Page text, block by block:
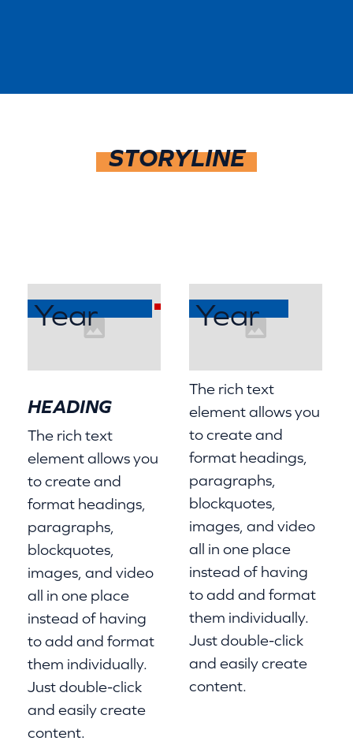
STORYLINE
Year
HEADING
The rich text
element allows you
to create and
format headings,
paragraphs,
blockquotes,
images, and video
all in one place
instead of having
to add and format
them individually.
Just double-click
and easily create
content.
Year
The rich text
element allows you
to create and
format headings,
paragraphs,
blockquotes,
images, and video
all in one place
instead of having
to add and format
them individually.
Just double-click
and easily create
content.